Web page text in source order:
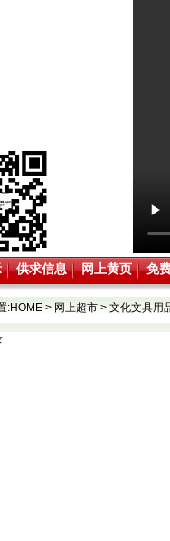
供求信息 网上黄页 免
:HOME> 网上超市> 文化文具用